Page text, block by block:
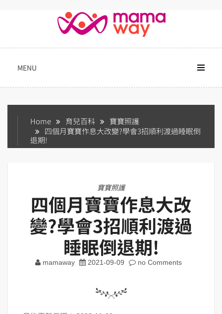
MENU
Home 育兒百科
寶寶照護
四個月寶寶作息大改變?學會3招順利渡過睡眠倒
退期!
寶寶照護
四個月寶寶作息大改
變?學會3招順利渡過
睡眠倒退期!
mamaway 2021-09-09 no Comments